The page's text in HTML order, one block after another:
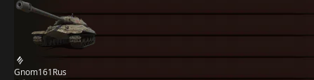
Gnom161Rus